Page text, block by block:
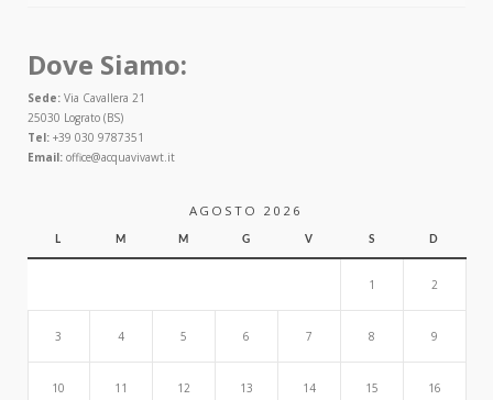
Dove Siamo:
Sede:Via Cavallera 21
25030 Lograto (BS)
Tel:+39 030 9787351
Email:office@acquavivawt.it
AGOSTO 2026
L M M G V S D
1 2
3 4 5 6 7 8 9
10 11 12 13 14 15 16